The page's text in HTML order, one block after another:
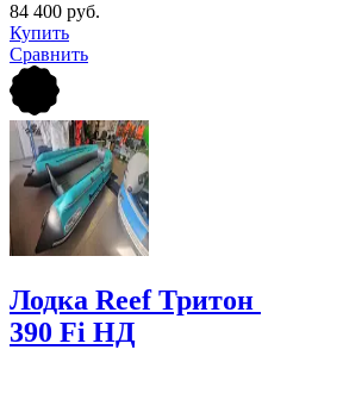
84 400 руб.
Купить
Сравнить
Лодка Reef Тритон
390 Fi НД